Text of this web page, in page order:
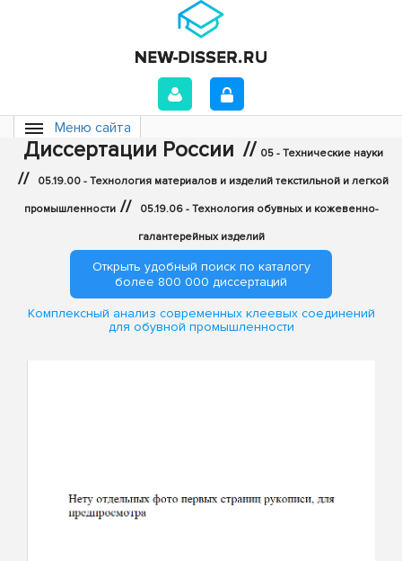
Меню сайта
Диссертации России // 05 - Технические науки
// 05.19.00 - Технология материалов и изделий текстильной и легкой
промышленности // 05.19.06 - Технология обувных и кожевенно-
галантерейных изделий
Открыть удобный поиск по каталогу
более 800 000 диссертаций
Комплексный анализ современных клеевых соединений
для обувной промышленности